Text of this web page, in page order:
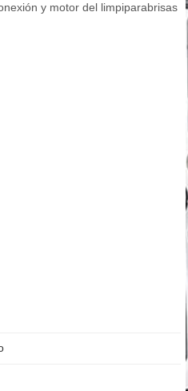
y motor del limpiparabrisas